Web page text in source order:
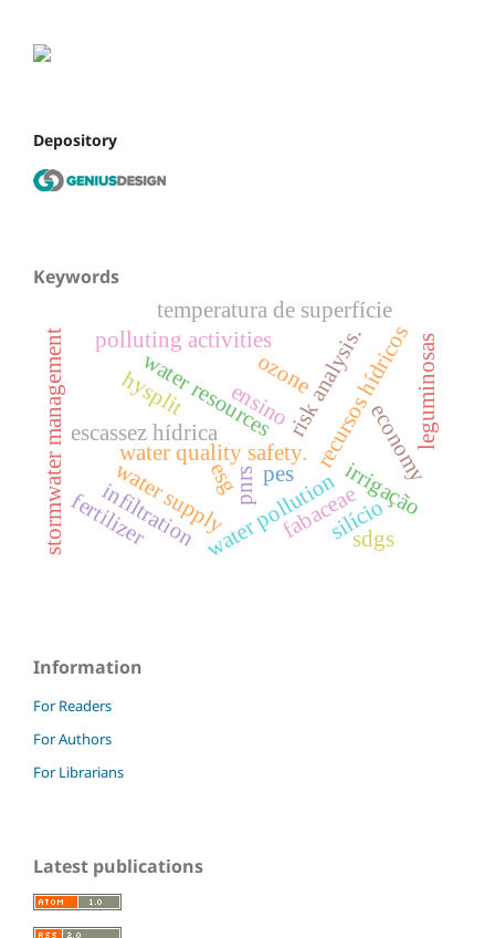
Depository
Keywords
water quality safety.
water supply
risk analysis.
water pollution
water resources
polluting activities recursos hídricos
irrigação
escassez hídrica
temperatura de superfície
economy
pes
esg
ensino
pnrs fabaceae
leguminosas
silício
infiltration
stormwater management sdgs
ozone
hysplit
fertilizer
Information
For Readers
For Authors
For Librarians
Latest publications